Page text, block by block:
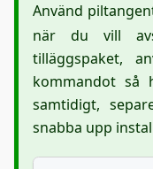
Använd
när du vill
tilläggspaket,
kommandot så
samtidigt,
snabba upp